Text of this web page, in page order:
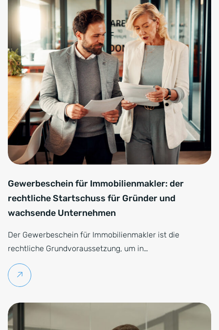
Gewerbeschein für Immobilienmakler: der
rechtliche Startschuss für Gründer und
wachsende Unternehmen
Der Gewerbeschein für Immobilienmakler ist die
rechtliche Grundvoraussetzung, um in…
Weiterlesen